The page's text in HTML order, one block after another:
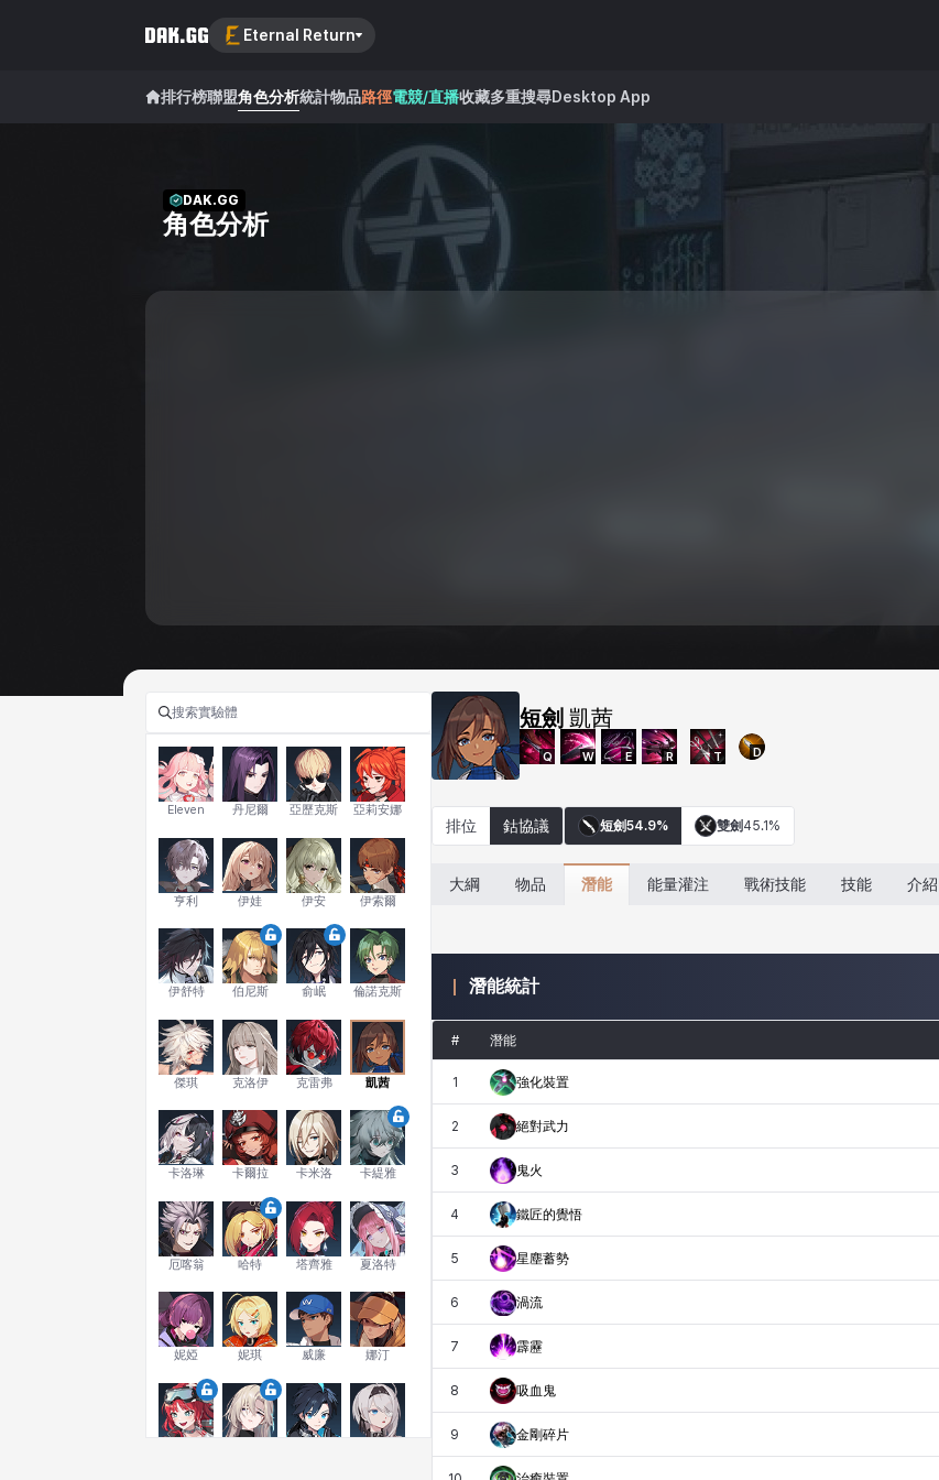
Eternal Return
排行榜聯盟角色分析統計物品路徑電競/直播收藏多重搜尋Desktop App
DAK.GG
角色分析
Eleven 丹尼爾 亞歷克斯 亞莉安娜
亨利 伊娃 伊安 伊索爾
伊舒特 伯尼斯 俞岷 倫諾克斯
傑琪 克洛伊 克雷弗 凱茜
卡洛琳 卡爾拉 卡米洛 卡緹雅
厄喀翁 哈特 塔齊雅 夏洛特
妮婭 妮琪 威廉 娜汀
短劍 凱茜
Q W E R T D
排位 鈷協議 短劍54.9% 雙劍 45.1%
大綱 物品 潛能 能量灌注 戰術技能 技能 介紹
潛能統計
# 潛能
1 強化裝置
2 絕對武力
3 鬼火
4 鐵匠的覺悟
5 星塵蓄勢
6 渦流
7 霹靂
8 吸血鬼
9 金剛碎片